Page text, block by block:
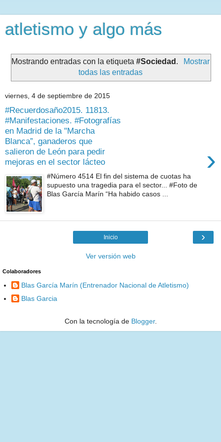
atletismo y algo más
Mostrando entradas con la etiqueta#Sociedad .
Mostrar
todas las entradas
viernes, 4 de septiembre de 2015
#Recuerdosaño2015. 11813.
#Manifestaciones. #Fotografías
en Madrid de la "Marcha
Blanca”, ganaderos que
salieron de León para pedir
mejoras en el sector lácteo
›
#Número 4514 El fin del sistema de cuotas ha
supuesto una tragedia para el sector... #Foto de
Blas García Marín “Ha habido casos ...
›
Inicio
Ver versión web
Colaboradores
Blas García Marín (Entrenador Nacional de Atletismo)
Blas Garcia
Con la tecnología de Blogger.